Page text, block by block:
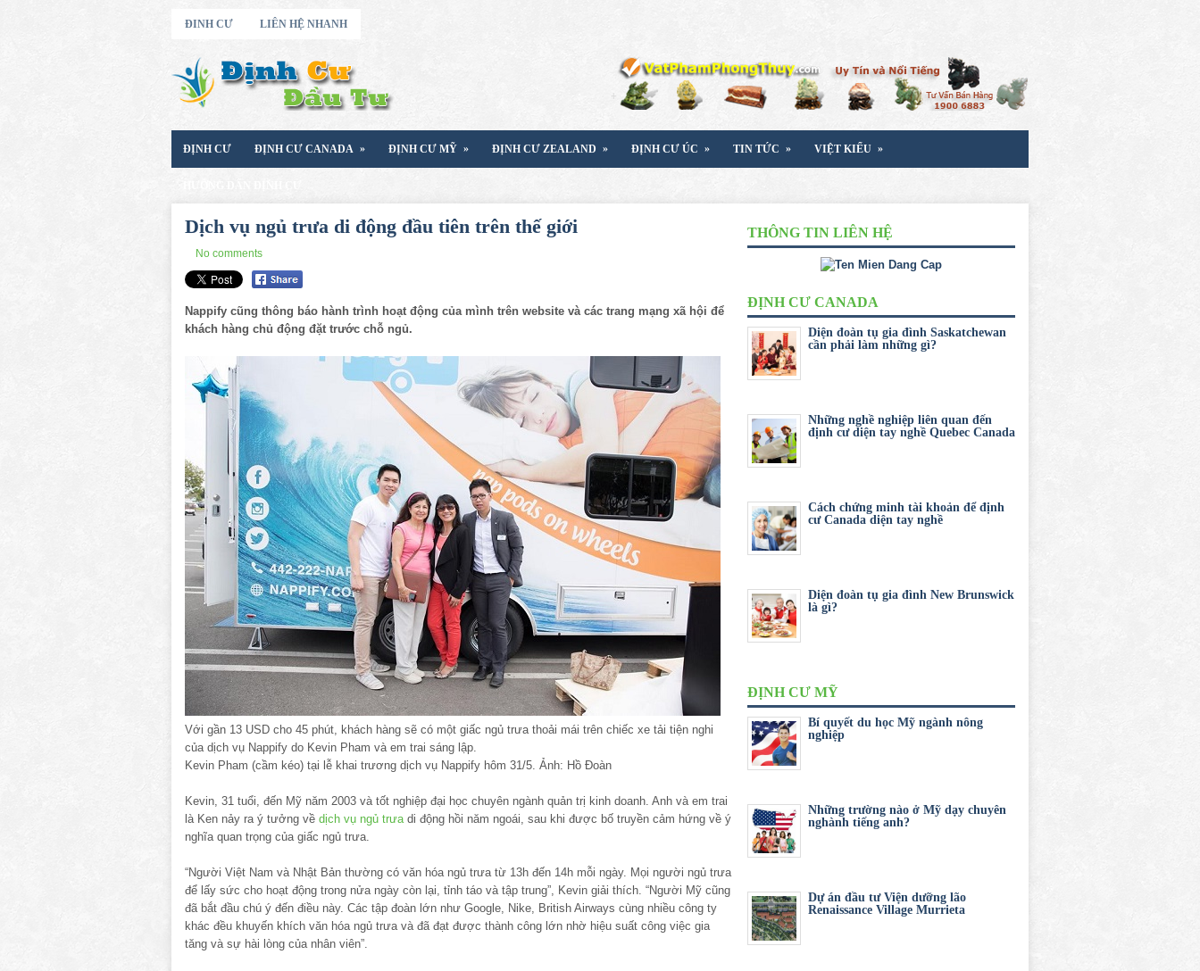
ĐINH CƯ LIÊN HỆ NHANH
ĐỊNH CƯ ĐỊNH CƯ CANADA » ĐỊNH CƯ MỸ » ĐỊNH CƯ ZEALAND » ĐỊNH CƯ ÚC » TIN TỨC » VIỆT KIỂU »
Dịch vụ ngủ trưa di động đầu tiên trên thế giới
No comments
Nappify cũng thông báo hành trình hoạt động của mình trên website và các trang mạng xã hội để
khách hàng chủ động đặt trước chỗ ngủ.
Với gần 13 USD cho 45 phút, khách hàng sẽ có một giấc ngủ trưa thoải mái trên chiếc xe tải tiện nghi
của dịch vụ Nappify do Kevin Pham và em trai sáng lập.
Kevin Pham (cầm kéo) tại lễ khai trương dịch vụ Nappify hôm 31/5. Ảnh: Hồ Đoàn
Kevin, 31 tuổi, đến Mỹ năm 2003 và tốt nghiệp đại học chuyên ngành quản trị kinh doanh. Anh và em trai
là Ken nảy ra ý tưởng về dịch vụ ngủ trưa di động hồi năm ngoái, sau khi được bố truyền cảm hứng về ý
nghĩa quan trọng của giấc ngủ trưa.
“Người Việt Nam và Nhật Bản thường có văn hóa ngủ trưa từ 13h đến 14h mỗi ngày. Mọi người ngủ trưa
để lấy sức cho hoạt động trong nửa ngày còn lại, tỉnh táo và tập trung”, Kevin giải thích. “Người Mỹ cũng
đã bắt đầu chú ý đến điều này. Các tập đoàn lớn như Google, Nike, British Airways cùng nhiều công ty
khác đều khuyến khích văn hóa ngủ trưa và đã đạt được thành công lớn nhờ hiệu suất công việc gia
tăng và sự hài lòng của nhân viên”.
THÔNG TIN LIÊN HỆ
ĐỊNH CƯ CANADA
Diện đoàn tụ gia đình Saskatchewan
cần phải làm những gì?
Những nghề nghiệp liên quan đến
định cư diện tay nghề Quebec Canada
Cách chứng minh tài khoản để định
cư Canada diện tay nghề
Diện đoàn tụ gia đình New Brunswick
là gì?
ĐỊNH CƯ MỸ
Bí quyết du học Mỹ ngành nông
nghiệp
Những trường nào ở Mỹ dạy chuyên
nghành tiếng anh?
Dự án đầu tư Viện dưỡng lão
Renaissance Village Murrieta